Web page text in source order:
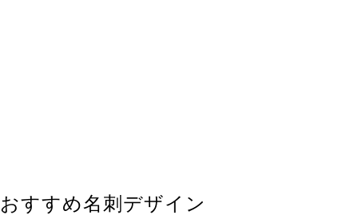
おすすめ名刺デザイン